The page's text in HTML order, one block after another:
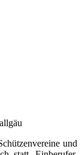
und